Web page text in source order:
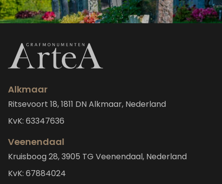
Alkmaar
Ritsevoort 18, 1811 DN Alkmaar, Nederland
KvK: 63347636
Veenendaal
Kruisboog 28, 3905 TG Veenendaal, Nederland
KvK: 67884024